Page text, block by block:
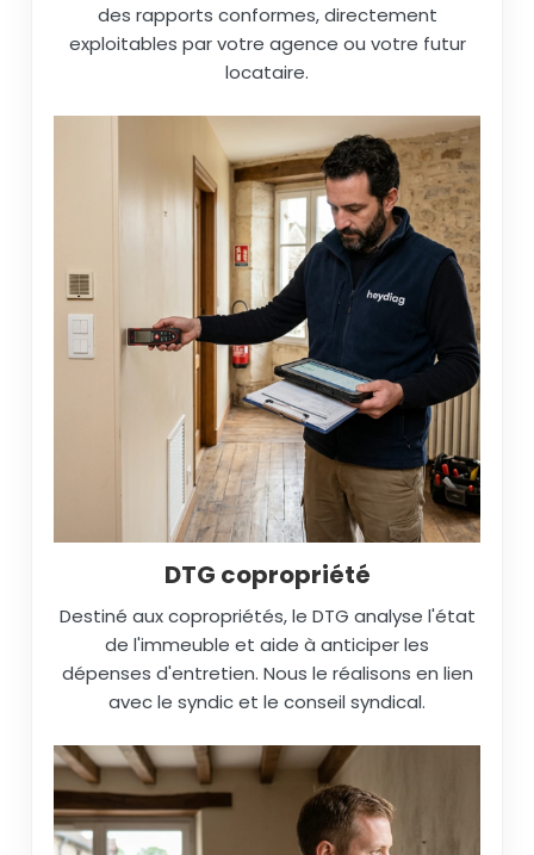
des rapports conformes, directement
exploitables par votre agence ou votre futur
locataire.
DTG copropriété
Destiné aux copropriétés, le DTG analyse l'état
de l'immeuble et aide à anticiper les
dépenses d'entretien. Nous le réalisons en lien
avec le syndic et le conseil syndical.